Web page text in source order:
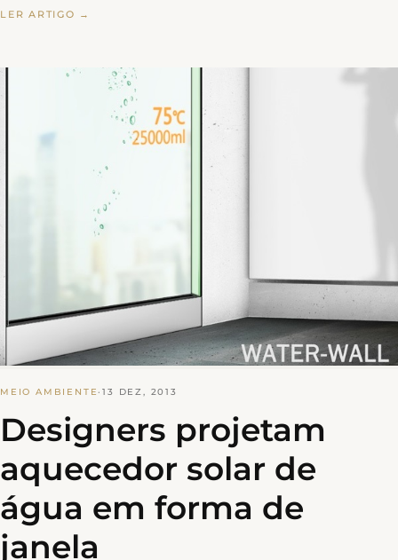
LER ARTIGO →
MEIO AMBIENTE·13 DEZ, 2013
Designers projetam
aquecedor solar de
água em forma de
janela